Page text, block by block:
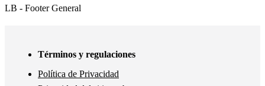
LB - Footer General
Términos y regulaciones
Política de Privacidad